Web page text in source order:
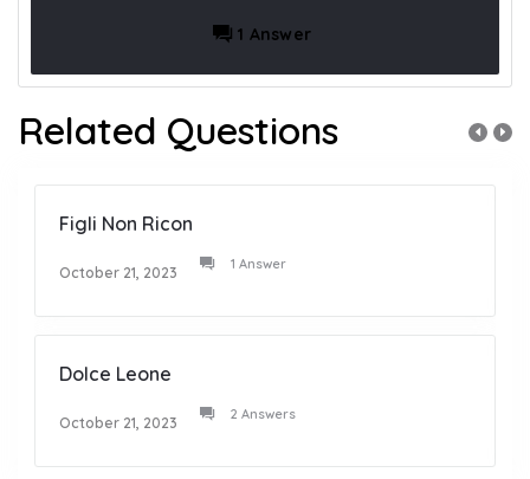
1 Answer
Related Questions
Figli Non Ricon
October 21, 2023 1 Answer
Dolce Leone
October 21, 2023 2 Answers